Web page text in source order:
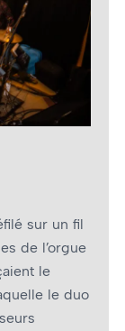
sur un fil
de l’orgue
le
le duo